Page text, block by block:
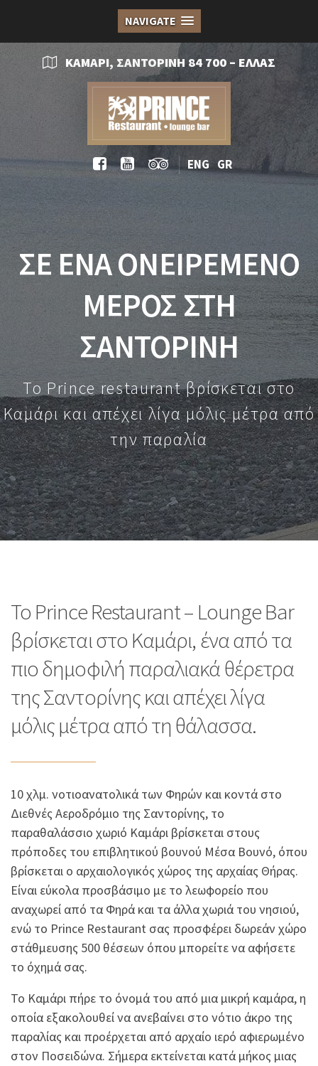
NAVIGATE
ΚΑΜΑΡΙ, ΣΑΝΤΟΡΙΝΗ 84 700 – ΕΛΛΑΣ
ENG GR
ΣΕ ΕΝΑ ΟΝΕΙΡΕΜΕΝΟ
ΜΕΡΟΣ ΣΤΗ
ΣΑΝΤΟΡΙΝΗ
Το Prince restaurant βρίσκεται στο
Καμάρι και απέχει λίγα μόλις μέτρα από
την παραλία
Το Prince Restaurant – Lounge Bar
βρίσκεται στο Καμάρι, ένα από τα
πιο δημοφιλή παραλιακά θέρετρα
της Σαντορίνης και απέχει λίγα
μόλις μέτρα από τη θάλασσα.
10 χλμ. νοτιοανατολικά των Φηρών και κοντά στο
Διεθνές Αεροδρόμιο της Σαντορίνης, το
παραθαλάσσιο χωριό Καμάρι βρίσκεται στους
πρόποδες του επιβλητικού βουνού Μέσα Βουνό, όπου
βρίσκεται ο αρχαιολογικός χώρος της αρχαίας Θήρας.
Είναι εύκολα προσβάσιμο με το λεωφορείο που
αναχωρεί από τα Φηρά και τα άλλα χωριά του νησιού,
ενώ το Prince Restaurant σας προσφέρει δωρεάν χώρο
στάθμευσης 500 θέσεων όπου μπορείτε να αφήσετε
το όχημά σας.
Το Καμάρι πήρε το όνομά του από μια μικρή καμάρα, η
οποία εξακολουθεί να ανεβαίνει στο νότιο άκρο της
παραλίας και προέρχεται από αρχαίο ιερό αφιερωμένο
στον Ποσειδώνα. Σήμερα εκτείνεται κατά μήκος μιας